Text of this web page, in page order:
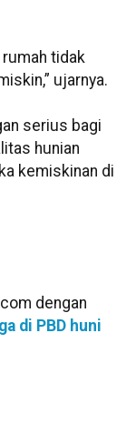
rumah tidak
ujarnya.
serius bagi
hunian
kemiskinan di
dengan
di PBD huni